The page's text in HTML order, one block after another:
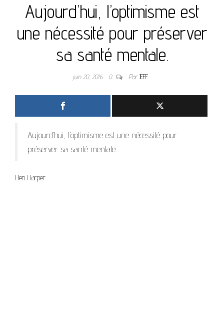
Aujourd’hui, l’optimisme est
une nécessité pour préserver
sa santé mentale.
juin 20, 2016 0 ParJEFF
Aujourd’hui, l’optimisme est une nécessité pour
préserver sa santé mentale.
Ben Harper